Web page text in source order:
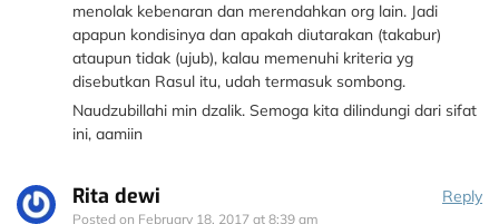
menolak kebenaran dan merendahkan org lain. Jadi
apapun kondisinya dan apakah diutarakan (takabur)
ataupun tidak (ujub), kalau memenuhi kriteria yg
disebutkan Rasul itu, udah termasuk sombong.
Naudzubillahi min dzalik. Semoga kita dilindungi dari sifat
ini, aamiin
Rita dewi
Posted on February 18, 2017 at 8:39 am
Reply